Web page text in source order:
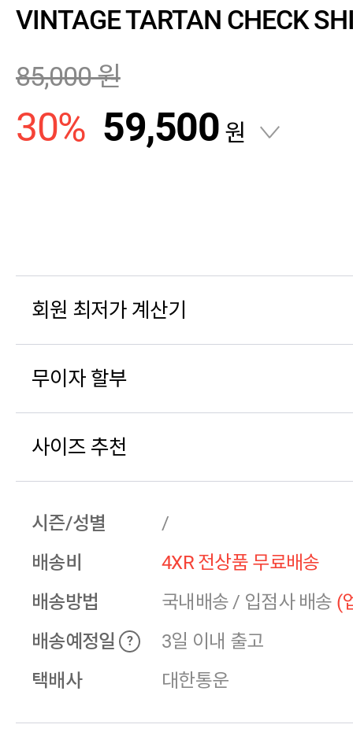
VINTAGE TARTAN CHECK
85,000원
30% 59,500 원
회원 최저가 계산기
무이자 할부
사이즈 추천
시즌/성별
/
배송비
4XR 전상품 무료배송
배송방법
국내배송 / 입점사 배송 (
배송예정일
?
3일 이내 출고
택배사
대한통운